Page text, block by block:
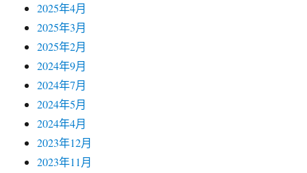
2025年4月
2025年3月
2025年2月
2024年9月
2024年7月
2024年5月
2024年4月
2023年12月
2023年11月